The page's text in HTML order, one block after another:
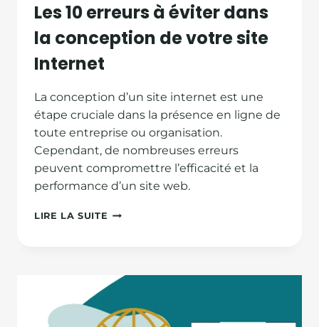
Les 10 erreurs à éviter dans
la conception de votre site
Internet
La conception d’un site internet est une
étape cruciale dans la présence en ligne de
toute entreprise ou organisation.
Cependant, de nombreuses erreurs
peuvent compromettre l’efficacité et la
performance d’un site web.
LIRE LA SUITE LES
DANS
CONCEPTION